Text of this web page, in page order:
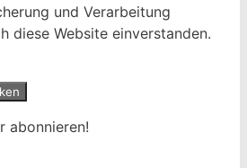
und Verarbeitung
diese Website einverstanden.
abonnieren!